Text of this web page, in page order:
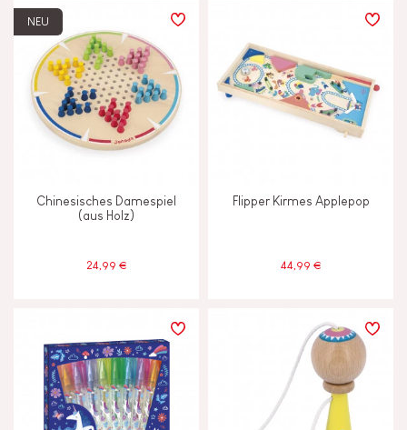
NEU
Chinesisches Damespiel
(aus Holz)
24,99 €
Flipper Kirmes Applepop
44,99 €